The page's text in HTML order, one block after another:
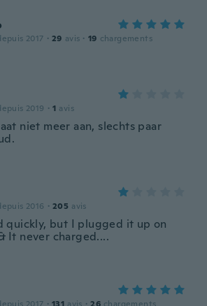
2017 · 29 avis · 19 chargements
2019 · 1 avis
niet meer aan, slechts paar
2016 · 205 avis
quickly, but I plugged it up on
It never charged....